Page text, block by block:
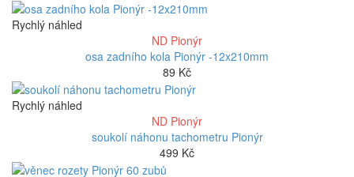
Rychlý náhled
ND Pionýr
osa zadního kola Pionýr -12x210mm
89 Kč
Rychlý náhled
ND Pionýr
soukolí náhonu tachometru Pionýr
499 Kč